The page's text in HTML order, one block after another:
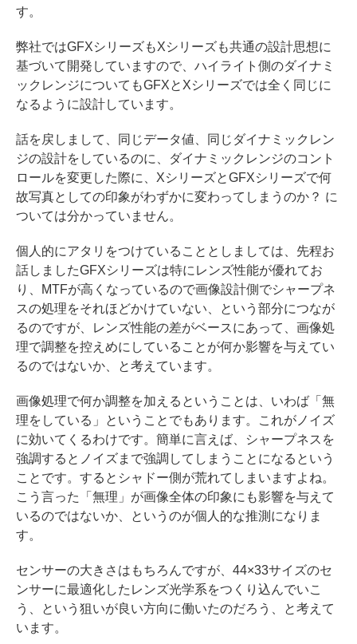
す。
弊社ではGFXシリーズもXシリーズも共通の設計思想に
基づいて開発していますので、ハイライト側のダイナミ
ックレンジについてもGFXとXシリーズでは全く同じに
なるように設計しています。
話を戻しまして、同じデータ値、同じダイナミックレン
ジの設計をしているのに、ダイナミックレンジのコント
ロールを変更した際に、XシリーズとGFXシリーズで何
故写真としての印象がわずかに変わってしまうのか？ に
ついては分かっていません。
個人的にアタリをつけていることとしましては、先程お
話しましたGFXシリーズは特にレンズ性能が優れてお
り、MTFが高くなっているので画像設計側でシャープネ
スの処理をそれほどかけていない、という部分につなが
るのですが、レンズ性能の差がベースにあって、画像処
理で調整を控えめにしていることが何か影響を与えてい
るのではないか、と考えています。
画像処理で何か調整を加えるということは、いわば「無
理をしている」ということでもあります。これがノイズ
に効いてくるわけです。簡単に言えば、シャープネスを
強調するとノイズまで強調してしまうことになるという
ことです。するとシャドー側が荒れてしまいますよね。
こう言った「無理」が画像全体の印象にも影響を与えて
いるのではないか、というのが個人的な推測になりま
す。
センサーの大きさはもちろんですが、44×33サイズのセ
ンサーに最適化したレンズ光学系をつくり込んでいこ
う、という狙いが良い方向に働いたのだろう、と考えて
います。